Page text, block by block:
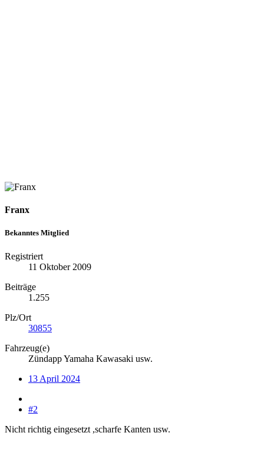
Franx
Bekanntes Mitglied
Registriert
11 Oktober 2009
Beiträge
1.255
Plz/Ort
30855
Fahrzeug(e)
Zündapp Yamaha Kawasaki usw.
13 April 2024
#2
Nicht richtig eingesetzt ,scharfe Kanten usw.